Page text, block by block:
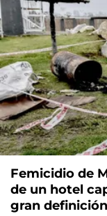
Femicidio de
de un hotel
gran definición